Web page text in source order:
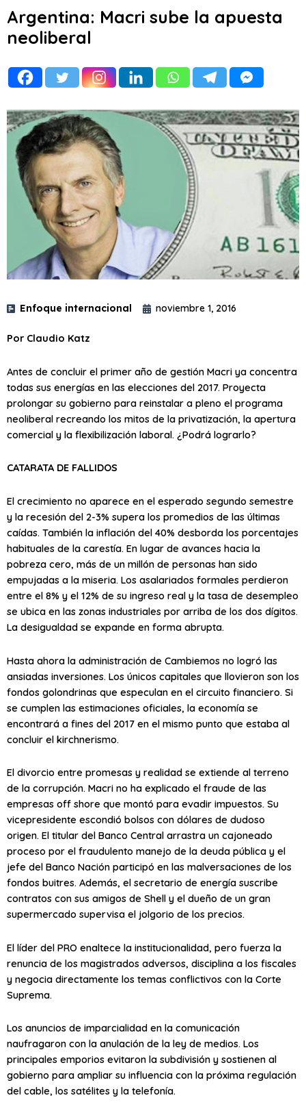
Argentina: Macri sube la apuesta
neoliberal
Enfoque internacional noviembre 1, 2016
Por Claudio Katz
Antes de concluir el primer año de gestión Macri ya concentra
todas sus energías en las elecciones del 2017. Proyecta
prolongar su gobierno para reinstalar a pleno el programa
neoliberal recreando los mitos de la privatización, la apertura
comercial y la flexibilización laboral. ¿Podrá lograrlo?
CATARATA DE FALLIDOS
El crecimiento no aparece en el esperado segundo semestre
y la recesión del 2-3% supera los promedios de las últimas
caídas. También la inflación del 40% desborda los porcentajes
habituales de la carestía. En lugar de avances hacia la
pobreza cero, más de un millón de personas han sido
empujadas a la miseria. Los asalariados formales perdieron
entre el 8% y el 12% de su ingreso real y la tasa de desempleo
se ubica en las zonas industriales por arriba de los dos dígitos.
La desigualdad se expande en forma abrupta.
Hasta ahora la administración de Cambiemos no logró las
ansiadas inversiones. Los únicos capitales que llovieron son los
fondos golondrinas que especulan en el circuito financiero. Si
se cumplen las estimaciones oficiales, la economía se
encontrará a fines del 2017 en el mismo punto que estaba al
concluir el kirchnerismo.
El divorcio entre promesas y realidad se extiende al terreno
de la corrupción. Macri no ha explicado el fraude de las
empresas off shore que montó para evadir impuestos. Su
vicepresidente escondió bolsos con dólares de dudoso
origen. El titular del Banco Central arrastra un cajoneado
proceso por el fraudulento manejo de la deuda pública y el
jefe del Banco Nación participó en las malversaciones de los
fondos buitres. Además, el secretario de energía suscribe
contratos con sus amigos de Shell y el dueño de un gran
supermercado supervisa el jolgorio de los precios.
El líder del PRO enaltece la institucionalidad, pero fuerza la
renuncia de los magistrados adversos, disciplina a los fiscales
y negocia directamente los temas conflictivos con la Corte
Suprema.
Los anuncios de imparcialidad en la comunicación
naufragaron con la anulación de la ley de medios. Los
principales emporios evitaron la subdivisión y sostienen al
gobierno para ampliar su influencia con la próxima regulación
del cable, los satélites y la telefonía.